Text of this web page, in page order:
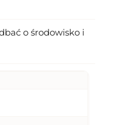
o środowisko i